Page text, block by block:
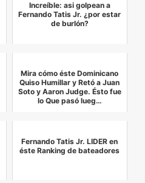
Increíble: asi golpean a
Fernando Tatis Jr. ¿por estar
de burlón?
Mira cómo éste Dominicano
Quiso Humillar y Retó a Juan
Soto y Aaron Judge. Ésto fue
lo Que pasó lueg…
Fernando Tatis Jr. LIDER en
éste Ranking de bateadores